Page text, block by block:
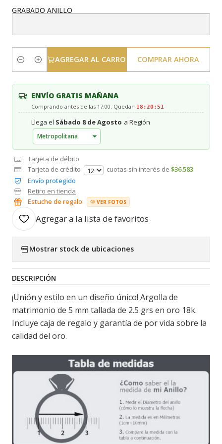
GRABADO ANILLO
Cantidad
AGREGAR AL CARRO COMPRAR AHORA
ENVÍO GRATIS MAÑANA
Comprando antes de las 17:00. Quedan 18:20:51
Llega el Sábado 8 de Agosto a Región
Tarjeta de débito
Tarjeta de crédito
cuotas sin interés de $36.583
Envío protegido
Retiro en tienda
Estuche de regalo
VER FOTOS
Agregar a la lista de favoritos
Mostrar stock de ubicaciones
DESCRIPCIÓN
¡Unión y estilo en un diseño único! Argolla de
matrimonio de 5 mm tallada de 2.5 grs en oro 18k.
Incluye caja de regalo y garantía de por vida sobre la
calidad del oro.